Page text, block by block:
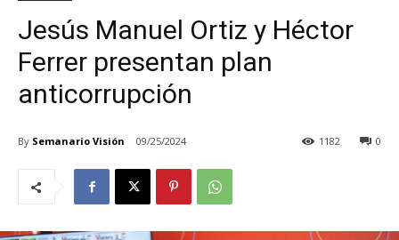
Jesús Manuel Ortiz y Héctor
Ferrer presentan plan
anticorrupción
By Semanario Visión 09/25/2024 0
1182